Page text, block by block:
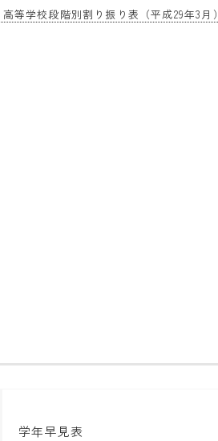
等学校段階別割り振り表（平成29年3月）
学年早見表